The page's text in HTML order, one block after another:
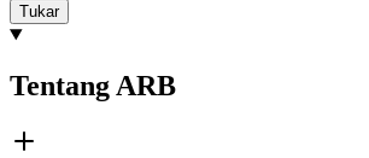
Tukar
Tentang ARB